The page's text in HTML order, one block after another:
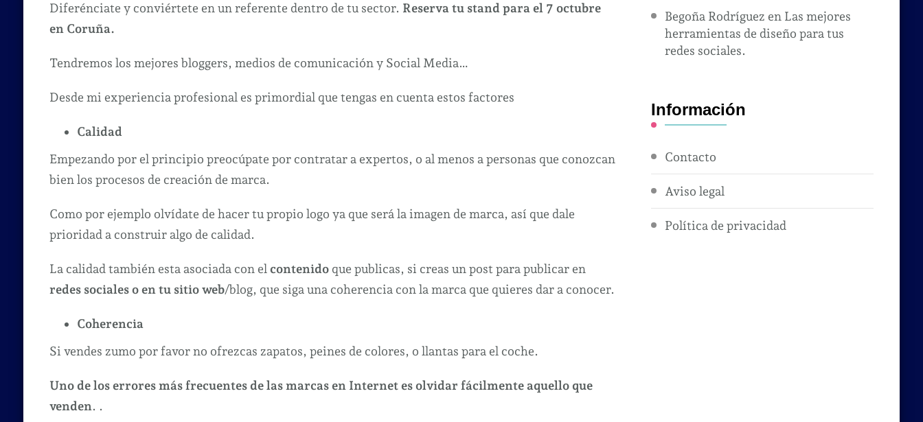
Diferénciate y conviértete en un referente dentro de tu sector. Reserva tu stand para el 7 octubre
en Coruña.
Tendremos los mejores bloggers, medios de comunicación y Social Media…
Desde mi experiencia profesional es primordial que tengas en cuenta estos factores
Calidad
Empezando por el principio preocúpate por contratar a expertos, o al menos a personas que conozcan
bien los procesos de creación de marca.
Como por ejemplo olvídate de hacer tu propio logo ya que será la imagen de marca, así que dale
prioridad a construir algo de calidad.
La calidad también esta asociada con elcontenidoque publicas, si creas un post para publicar en
redes sociales o en tu sitio web/blog, que siga una coherencia con la marca que quieres dar a conocer.
Coherencia
Si vendes zumo por favor no ofrezcas zapatos, peines de colores, o llantas para el coche.
Uno de los errores más frecuentes de las marcas en Internet es olvidar fácilmente aquello que
venden. .
Begoña Rodríguez en Las mejores
herramientas de diseño para tus
redes sociales.
Información
Contacto
Aviso legal
Política de privacidad